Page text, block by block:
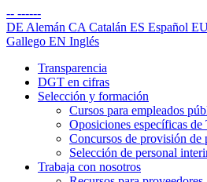
-- ------
DE Alemán CA Catalán ES Español
Gallego EN Inglés
Transparencia
DGT en cifras
Selección y formación
Cursos para empleados
Oposiciones específicas de
Concursos de provisión de
Selección de personal
Trabaja con nosotros